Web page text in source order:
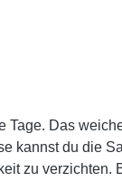
Das
kannst du die
zu verzichten.